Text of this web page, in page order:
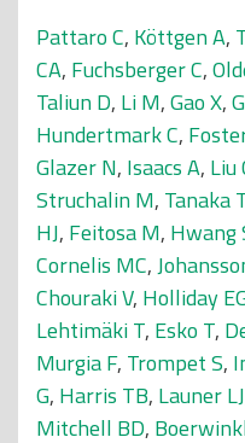
Pattaro C, Köttgen A,
CA, Fuchsberger C,
Taliun D, Li M,Gao X,
Hundertmark C,
Glazer N, Isaacs A, Liu
Struchalin M, Tanaka
HJ, Feitosa M, Hwang
Cornelis MC,
Chouraki V, Holliday
Lehtimäki T, Esko T,
Murgia F, Trompet S,
G, Harris TB, Launer LJ
Mitchell BD,